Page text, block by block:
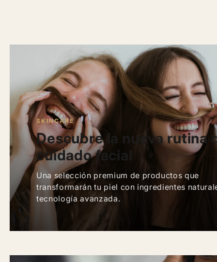
SKINCARE
Descubre la nueva rutina
cuidado facial
Una selección premium de productos que
transformarán tu piel con ingredientes
tecnología avanzada.